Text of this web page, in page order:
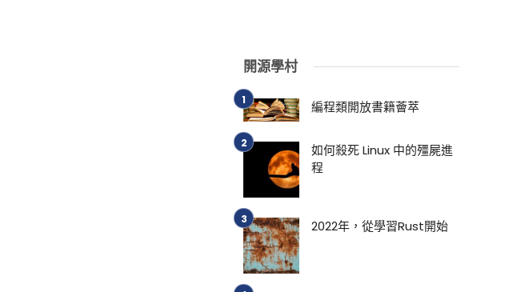
開源學村
編程類開放書籍薈萃
如何殺死 Linux 中的殭屍進
程
2022年，從學習Rust開始